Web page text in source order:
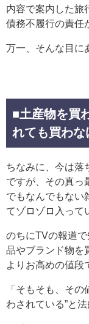
内容で案内した旅
債務不履行の責任
万一、そんな目に
■土産物を買
れても買わな
ちなみに、今は落
ですが、その真っ
でもなんでもない
てゾロゾロ入って
のちにTVの報道
品やブランド物を
よりお高めの値
「そもそも、そ
わされている”と